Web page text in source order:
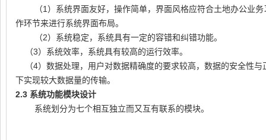
（1）系统界面友好，操作简单，界面风格应符合土地办公业
作环节来进行系统界面布局。
（2）系统稳定，系统具有一定的容错和纠错功能。
（3）系统效率，系统具有较高的运行效率。
（4）数据处理，用户对数据精确度的要求较高，数据的安全性与
下实现较大数据量的传输。
2.3 系统功能模块设计
系统划分为七个相互独立而又互有联系的模块。